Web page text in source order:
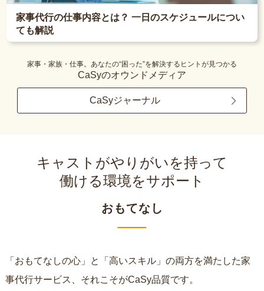
家事代行の仕事内容とは？ 一日のスケジュールについ
ても解説
家事・家族・仕事。あなたの“困った”を解決するヒントが見つかる
CaSyのオウンドメディア
CaSyジャーナル
キャストがやりがいを持って
働ける環境をサポート
おもてなし
「おもてなしの心」と「高いスキル」の両方を満たした家
事代行サービス、それこそがCaSy品質です。